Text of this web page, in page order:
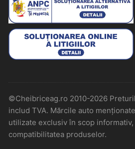
©Cheibriceag.ro 2010-2026
includ TVA. Mărcile auto
utilizate exclusiv în scop
compatibilitatea produselor.